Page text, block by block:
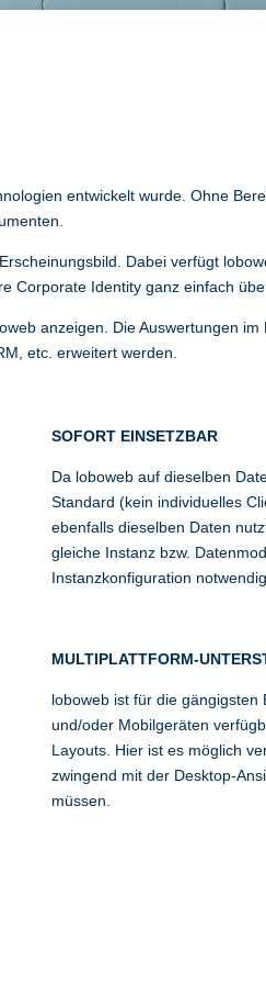
entwickelt wurde. Ohne
Dabei verfügt
Identity ganz einfach
anzeigen. Die Auswertungen
etc. erweitert werden.
SOFORT EINSETZBAR
Da loboweb auf dieselben
Standard (kein individuelles
ebenfalls dieselben Daten
gleiche Instanz bzw.
Instanzkonfiguration
MULTIPLATTFORM-
loboweb ist für die
und/oder Mobilgeräten
Layouts. Hier ist es möglich
zwingend mit der Desktop-
müssen.